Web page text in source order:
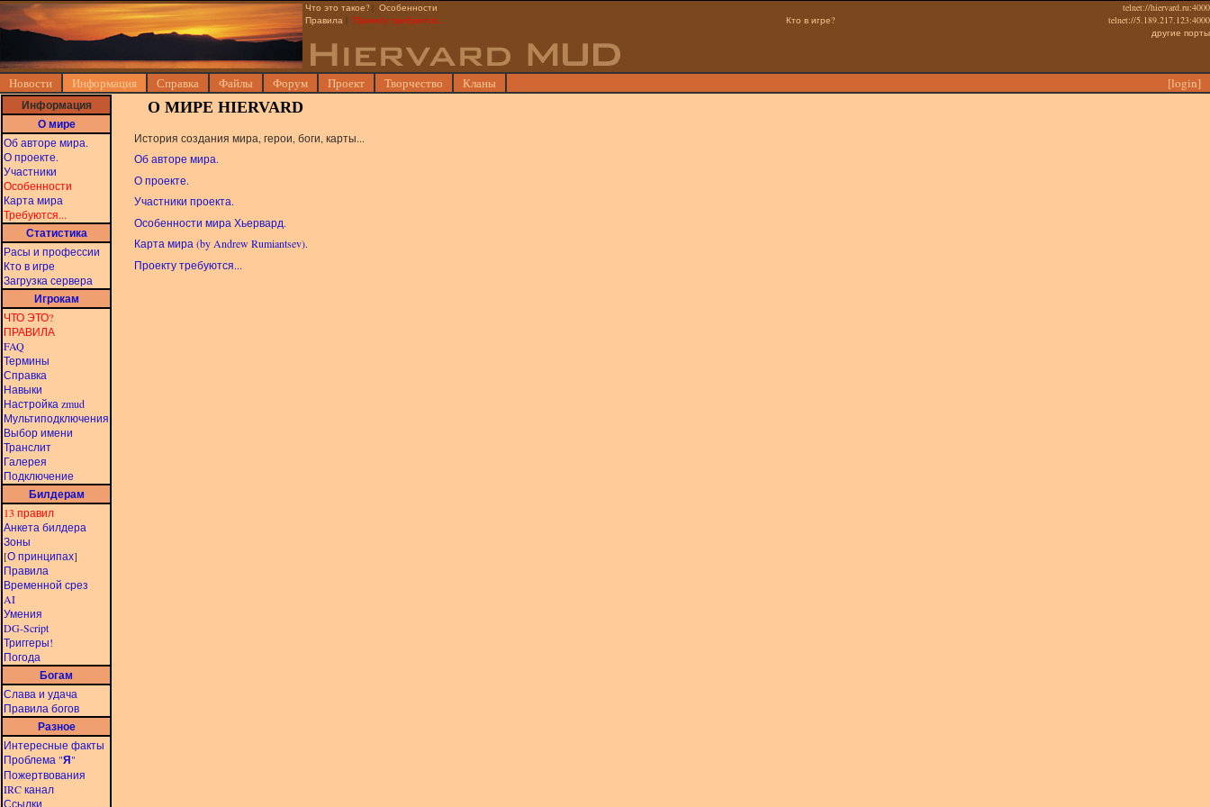
Что это такое? | Особенности
Правила | Проекту требуются... Кто в игре?
telnet://hiervard.ru:4000
telnet://5.189.217.123:4000
другие порты
Новости Информация Справка Файлы Форум Проект Творчество Кланы [login]
Информация
О мире
Об авторе мира.
О проекте.
Участники
Особенности
Карта мира
Требуются...
Статистика
Расы и профессии
Кто в игре
Загрузка сервера
Игрокам
ЧТО ЭТО?
ПРАВИЛА
FAQ
Термины
Справка
Навыки
Настройка zmud
Мультиподключения
Выбор имени
Транслит
Галерея
Подключение
Билдерам
13 правил
Анкета билдера
Зоны
[О принципах]
Правила
Временной срез
AI
Умения
DG-Script
Триггеры!
Погода
Богам
Слава и удача
Правила богов
Разное
Интересные факты
Проблема "Я"
Пожертвования
IRC канал
Ссылки
О МИРЕ HIERVARD
История создания мира, герои, боги, карты...
Об авторе мира.
О проекте.
Участники проекта.
Особенности мира Хьервард.
Карта мира (by Andrew Rumiantsev).
Проекту требуются...